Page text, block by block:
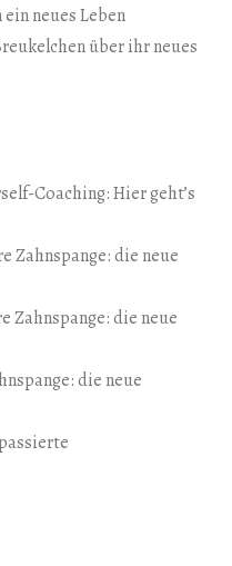
neues Leben
über ihr neues
Coaching: Hier geht’s
Zahnspange: die neue
Zahnspange: die neue
die neue